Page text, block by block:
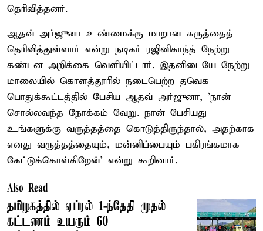
தெரிவித்தனர்.
ஆதவ் அர்ஜுனா உண்மைக்கு மாறான கருத்தைத்
தெரிவித்துள்ளார் என்று நடிகர் ரஜினிகாந்த் நேற்று
கண்டன அறிக்கை வெளியிட்டார். இதனிடையே நேற்று
மாலையில் கொளத்தூரில் நடைபெற்ற தவெக
பொதுக்கூட்டத்தில் பேசிய ஆதவ் அர்ஜுனா, 'நான்
சொல்லவந்த நோக்கம் வேறு. நான் பேசியது
உங்களுக்கு வருத்தத்தை கொடுத்திருந்தால், அதற்காக
எனது வருத்தத்தையும், மன்னிப்பையும் பகிரங்கமாக
கேட்டுக்கொள்கிறேன்' என்று கூறினார்.
Also Read
தமிழகத்தில் ஏப்ரல் 1-ந்தேதி முதல்
கட்டணம் உயரும் 60